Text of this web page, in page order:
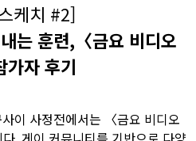
케치 #2]
는 훈련,〈금요 비디오
가자 후기
이 사정전에서는 〈금요 비디오